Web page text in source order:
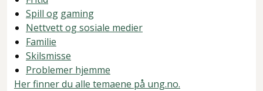
Spill og gaming
Nettvett og sosiale medier
Familie
Skilsmisse
Problemer hjemme
Her finner du alle temaene på ung.no.